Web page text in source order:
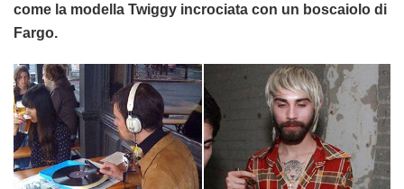
come la modella Twiggy incrociata con un boscaiolo di
Fargo.